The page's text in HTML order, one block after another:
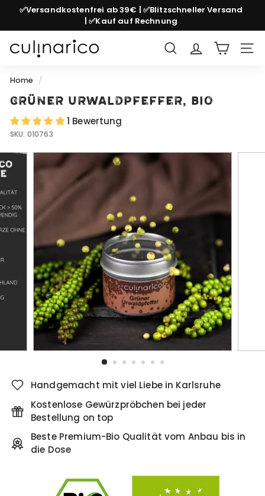
content
Pause
✅Versandkostenfrei ab 39€ | ✅Blitzschneller Versand
| ✅Kauf auf Rechnung
c
l
i
n
a
i
o
Search Site
Home /
Grüner Urwaldpfeffer, bio
1 Bewertung
SKU: 010763
Handgemacht mit viel Liebe in Karlsruhe
Kostenlose Gewürzpröbchen bei jeder
Bestellung on top
Beste Premium-Bio Qualität vom Anbau bis in
die Dose